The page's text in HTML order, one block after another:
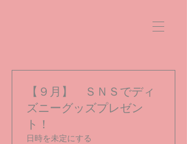
【９月】 ＳＮＳでディ
ズニーグッズプレゼン
ト！
日時を未定にする